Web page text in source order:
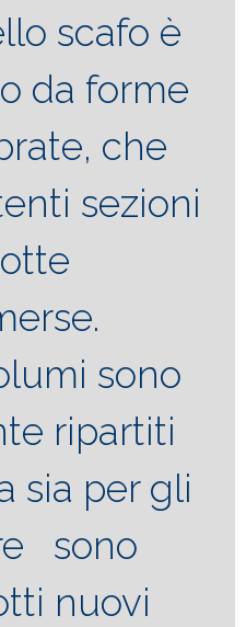
scafo è
da forme
che
sezioni
sono
ripartiti
sia per gli
sono
nuovi